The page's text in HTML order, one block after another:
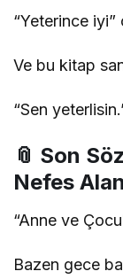
“Yeterince
Ve bu kitap
“Sen
📎 Son
Nefes
“Anne ve
Bazen gece